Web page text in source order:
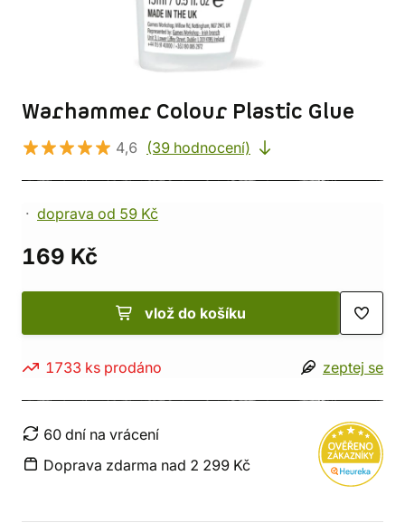
Warhammer Colour Plastic Glue
4,6 (39 hodnocení)
doprava od 59 Kč
169 Kč
vlož do košíku
1733 ks prodáno zeptej se
60 dní na vrácení
Doprava zdarma nad 2 299 Kč